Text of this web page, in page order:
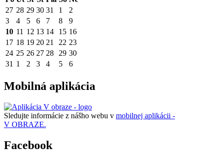
27 28 29 30 31 1
2
3
4 5 6 7 8
9
10 11 12 13 14 15 16
17 18 19 20 21 22 23
24 25 26 27 28 29 30
31 1 2 3 4 5 6
Mobilná aplikácia
Sledujte informácie z nášho webu v mobilnej aplikácii -
V OBRAZE.
Facebook